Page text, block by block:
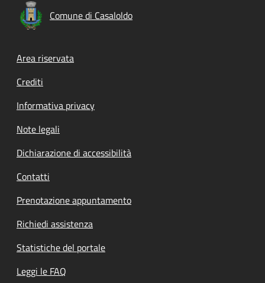
Comune di Casaloldo
Footer menu
Area riservata
Crediti
Informativa privacy
Note legali
Dichiarazione di accessibilità
Contatti
Prenotazione appuntamento
Richiedi assistenza
Statistiche del portale
Leggi le FAQ